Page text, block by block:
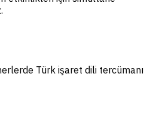
Türk işaret dili tercümanı